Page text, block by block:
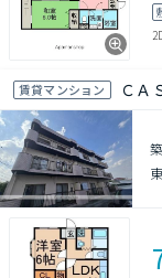
賃貸マンション ＣＡ